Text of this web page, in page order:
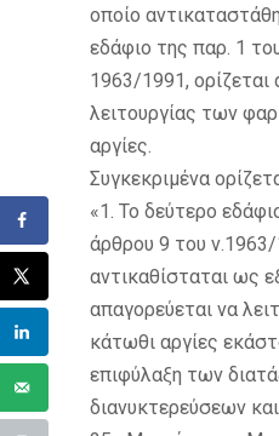
οποίο
εδάφιο της παρ. 1
1963/1991, ορίζεται
λειτουργίας των
αργίες.
Συγκεκριμένα
«1. Το δεύτερο
άρθρου 9 του ν.1963/
αντικαθίσταται ως
απαγορεύεται να
κάτωθι αργίες
επιφύλαξη των
διανυκτερεύσεων